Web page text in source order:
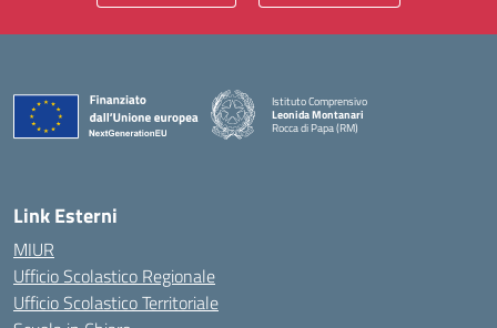
Istituto Comprensivo
Leonida Montanari
Rocca di Papa (RM)
— Visita la pagina iniziale della scuola
Link Esterni
MIUR
Ufficio Scolastico Regionale
Ufficio Scolastico Territoriale